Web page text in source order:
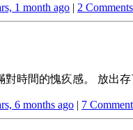
1 month ago | 2 Comments
時間的愧疚感。 放出
6 months ago | 7